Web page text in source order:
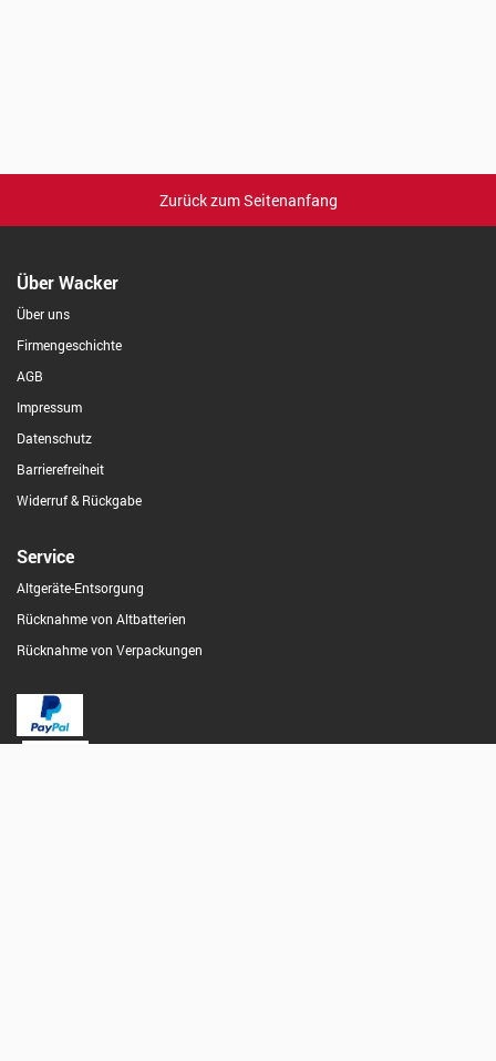
Zurück zum Seitenanfang
Über Wacker
Über uns
Firmengeschichte
AGB
Impressum
Datenschutz
Barrierefreiheit
Widerruf & Rückgabe
Service
Altgeräte-Entsorgung
Rücknahme von Altbatterien
Rücknahme von Verpackungen